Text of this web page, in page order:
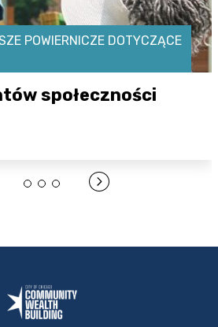
POWIERNICZE DOTYCZĄCE
społeczności